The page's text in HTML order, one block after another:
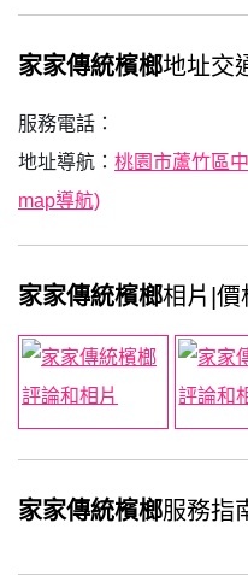
家家傳統檳榔地址交
服務電話：
地址導航： 桃園市蘆竹區
map導航)
家家傳統檳榔相片|價
家家傳統檳榔服務指